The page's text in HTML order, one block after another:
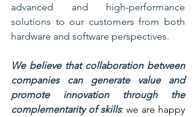
advanced and high-performance
solutions to our customers from both
hardware and software perspectives.
We believe that collaboration between
companies can generate value and
promote innovation through the
complementarity of skills: we are happy